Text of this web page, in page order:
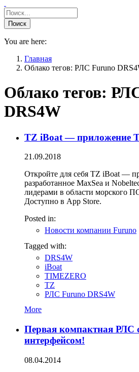
You are here:
Главная
Облако тегов: РЛС Furuno
Облако тегов:
DRS4W
TZ iBoat — приложение
21.09.2018
Откройте для себя TZ iBoat —
разработанное MaxSea и
лидерами в области морского
Доступно в App Store.
Posted in:
Новости компании Furuno
Tagged with:
DRS4W
iBoat
TIMEZERO
TZ
РЛС Furuno DRS4W
More
Первая компактная РЛС
интерфейсом!
08.04.2014